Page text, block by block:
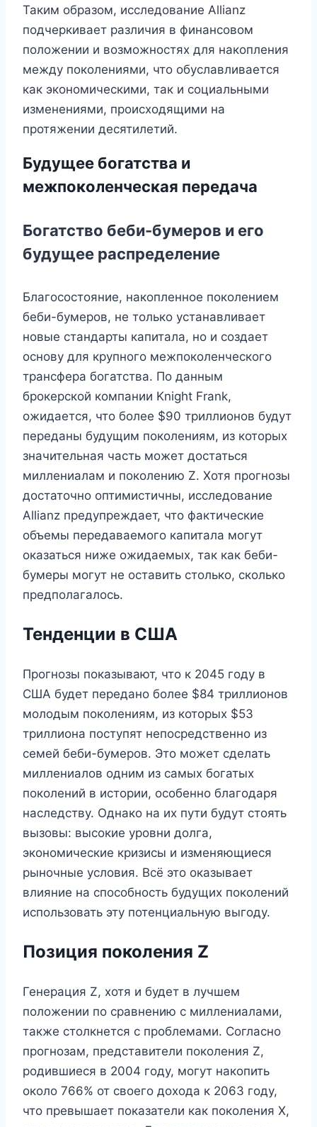
Таким образом, исследование Allianz
подчеркивает различия в финансовом
положении и возможностях для накопления
между поколениями, что обуславливается
как экономическими, так и социальными
изменениями, происходящими на
протяжении десятилетий.
Будущее богатства и
межпоколенческая передача
Богатство беби-бумеров и его
будущее распределение
Благосостояние, накопленное поколением
беби-бумеров, не только устанавливает
новые стандарты капитала, но и создает
основу для крупного межпоколенческого
трансфера богатства. По данным
брокерской компании Knight Frank,
ожидается, что более $90 триллионов будут
переданы будущим поколениям, из которых
значительная часть может достаться
миллениалам и поколению Z. Хотя прогнозы
достаточно оптимистичны, исследование
Allianz предупреждает, что фактические
объемы передаваемого капитала могут
оказаться ниже ожидаемых, так как беби-
бумеры могут не оставить столько, сколько
предполагалось.
Тенденции в США
Прогнозы показывают, что к 2045 году в
США будет передано более $84 триллионов
молодым поколениям, из которых $53
триллиона поступят непосредственно из
семей беби-бумеров. Это может сделать
миллениалов одним из самых богатых
поколений в истории, особенно благодаря
наследству. Однако на их пути будут стоять
вызовы: высокие уровни долга,
экономические кризисы и изменяющиеся
рыночные условия. Всё это оказывает
влияние на способность будущих поколений
использовать эту потенциальную выгоду.
Позиция поколения Z
Генерация Z, хотя и будет в лучшем
положении по сравнению с миллениалами,
также столкнется с проблемами. Согласно
прогнозам, представители поколения Z,
родившиеся в 2004 году, могут накопить
около 766% от своего дохода к 2063 году,
что превышает показатели как поколения X,